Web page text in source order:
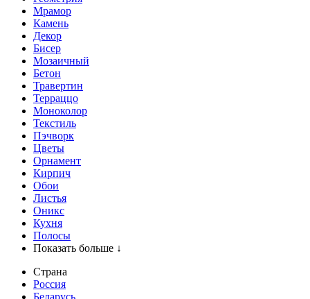
Мрамор
Камень
Декор
Бисер
Мозаичный
Бетон
Травертин
Терраццо
Моноколор
Текстиль
Пэчворк
Цветы
Орнамент
Кирпич
Обои
Листья
Оникс
Кухня
Полосы
Показать больше ↓
Страна
Россия
Беларусь